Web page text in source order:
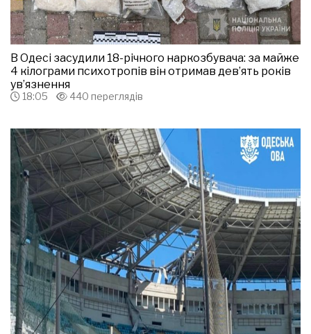
В Одесі засудили 18-річного наркозбувача: за майже
4 кілограми психотропів він отримав дев’ять років
ув’язнення
18:05 440 переглядів